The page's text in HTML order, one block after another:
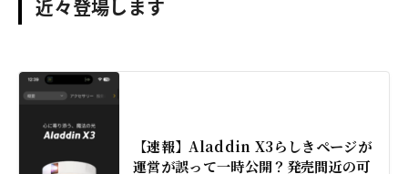
近々登場します
【速報】Aladdin X3らしきページが
運営が誤って一時公開？発売間近の可